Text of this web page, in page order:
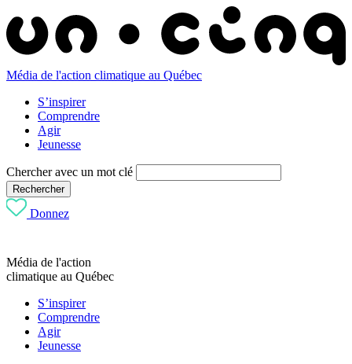
Média de l'action climatique au Québec
S’inspirer
Comprendre
Agir
Jeunesse
Chercher avec un mot clé
Rechercher
Donnez
Média de l'action
climatique au Québec
S’inspirer
Comprendre
Agir
Jeunesse